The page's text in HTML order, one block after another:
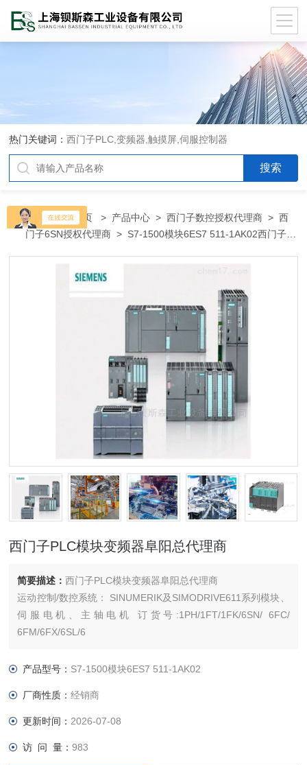
热门关键词：西门子PLC,变频器,触摸屏,伺服控制器
当前位置：首页 > 产品中心 >西门子数控授权代理商 >西
门子6SN授权代理商 > S7-1500模块6ES7 511-1AK02西门子
西门子PLC模块变频器阜阳总代理商
简要描述：西门子PLC模块变频器阜阳总代理商
运动控制/数控系统： SINUMERIK及SIMODRIVE611系列模块、
伺服电机、主轴电机 订货号:1PH/1FT/1FK/6SN/ 6FC/
6FM/6FX/6SL/6
SP 变频器V系列 MM系列 6SE70停产工程型变频器，及相对应
产品型号： S7-1500模块6ES7 511-1AK02
厂商性质：经销商
更新时间： 2026-07-08
访 问 量：983